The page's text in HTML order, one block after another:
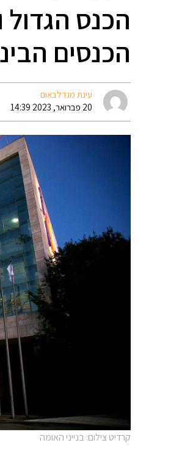
הכנס
הכנסים
עינת מנדלבאום
20 פברואר, 2023 14:39
קרדיט צילום: בנייני האומה